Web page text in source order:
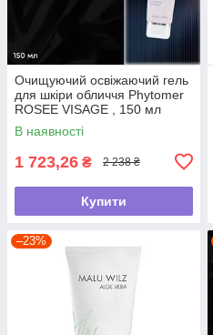
Очищуючий освіжаючий гель
для шкіри обличчя Phytomer
ROSEE VISAGE , 150 мл
В наявності
1 723,26 ₴ 2 238 ₴
Купити
–23%